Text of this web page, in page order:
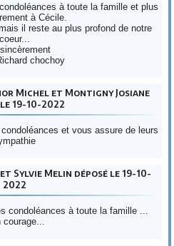
à toute la famille et plus
à Cécile.
il reste au plus profond de notre
coeur...
chochoy
Michel et Montigny Josiane
19-10-2022
et vous assure de leurs
Sylvie Melin déposé le 19-10-
2022
condoléances à toute la famille ...
courage...